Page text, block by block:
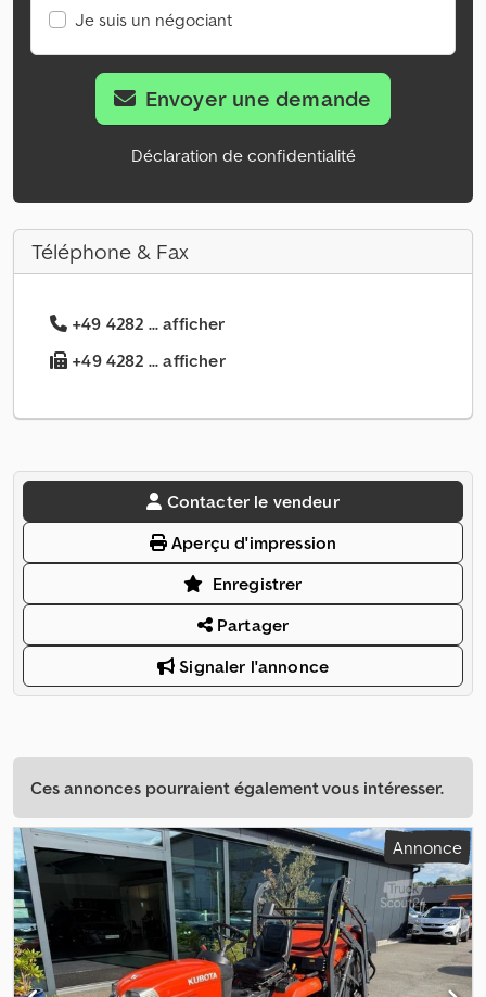
Je suis un négociant
Envoyer une demande
Déclaration de confidentialité
Téléphone & Fax
+49 4282 ... afficher
+49 4282 ... afficher
Contacter le vendeur
Aperçu d'impression
Enregistrer
Partager
Signaler l'annonce
Ces annonces pourraient également vous intéresser.
Annonce